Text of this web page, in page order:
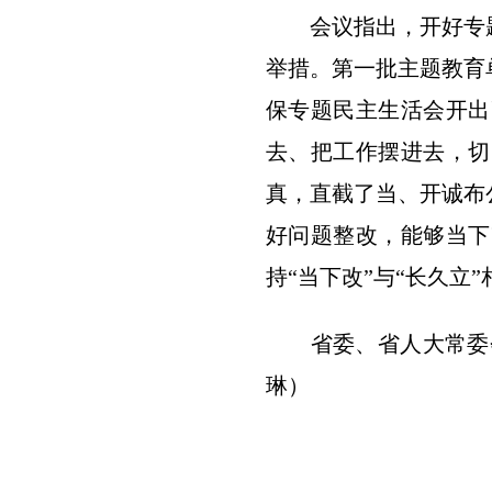
会议指出，开好专题
举措。第一批主题教
保专题民主生活会开
去、把工作摆进去，
真，直截了当、开诚
好问题整改，能够当
持“当下改”与“长久立
省委、省人大常委
琳）